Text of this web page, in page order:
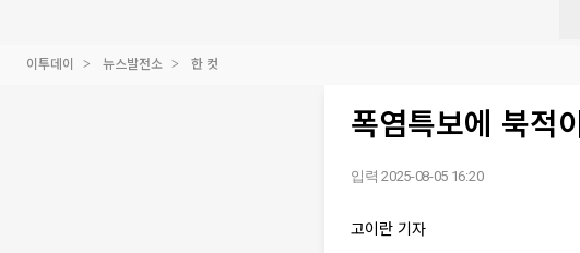
이투데이 뉴스발전소 한 컷
폭염특보에 북적
입력 2025-08-05 16:20
고이란 기자